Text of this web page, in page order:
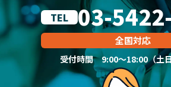
TEL
03-
全国対応
受付時間 9:00～18:00（土日